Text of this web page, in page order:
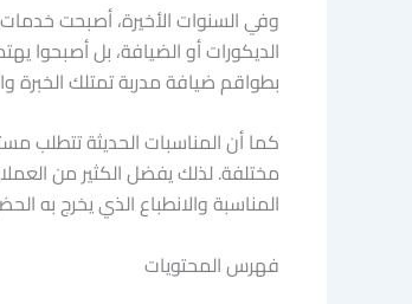
وفي السنوات الأخيرة، أصبحت
الديكورات أو الضيافة، بل أصبحوا
بطواقم ضيافة مدربة تمتلك
كما أن المناسبات الحديثة تتطلب
مختلفة. لذلك يفضل الكثير من
المناسبة والانطباع الذي يخرج به
فهرس المحتويات